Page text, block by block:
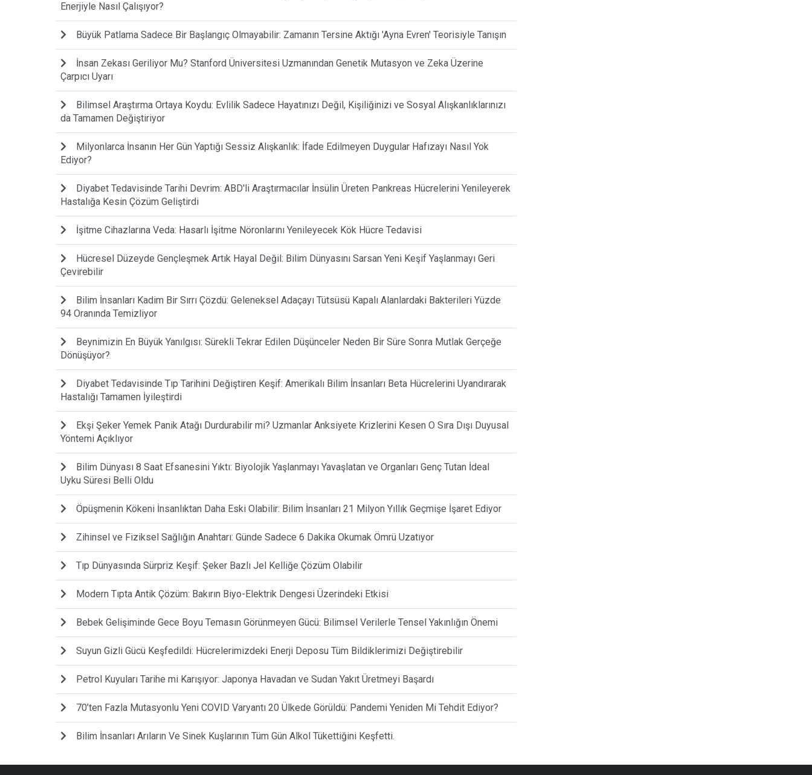
Enerjiyle Nasıl Çalışıyor?
Büyük Patlama Sadece Bir Başlangıç Olmayabilir: Zamanın Tersine Aktığı 'Ayna Evren' Teorisiyle Tanışın
İnsan Zekası Geriliyor Mu? Stanford Üniversitesi Uzmanından Genetik Mutasyon ve Zeka Üzerine
Çarpıcı Uyarı
Bilimsel Araştırma Ortaya Koydu: Evlilik Sadece Hayatınızı Değil, Kişiliğinizi ve Sosyal Alışkanlıklarınızı
da Tamamen Değiştiriyor
Milyonlarca İnsanın Her Gün Yaptığı Sessiz Alışkanlık: İfade Edilmeyen Duygular Hafızayı Nasıl Yok
Ediyor?
Diyabet Tedavisinde Tarihi Devrim: ABD'li Araştırmacılar İnsülin Üreten Pankreas Hücrelerini Yenileyerek
Hastalığa Kesin Çözüm Geliştirdi
İşitme Cihazlarına Veda: Hasarlı İşitme Nöronlarını Yenileyecek Kök Hücre Tedavisi
Hücresel Düzeyde Gençleşmek Artık Hayal Değil: Bilim Dünyasını Sarsan Yeni Keşif Yaşlanmayı Geri
Çevirebilir
Bilim İnsanları Kadim Bir Sırrı Çözdü: Geleneksel Adaçayı Tütsüsü Kapalı Alanlardaki Bakterileri Yüzde
94 Oranında Temizliyor
Beynimizin En Büyük Yanılgısı: Sürekli Tekrar Edilen Düşünceler Neden Bir Süre Sonra Mutlak Gerçeğe
Dönüşüyor?
Diyabet Tedavisinde Tıp Tarihini Değiştiren Keşif: Amerikalı Bilim İnsanları Beta Hücrelerini Uyandırarak
Hastalığı Tamamen İyileştirdi
Ekşi Şeker Yemek Panik Atağı Durdurabilir mi? Uzmanlar Anksiyete Krizlerini Kesen O Sıra Dışı Duyusal
Yöntemi Açıklıyor
Bilim Dünyası 8 Saat Efsanesini Yıktı: Biyolojik Yaşlanmayı Yavaşlatan ve Organları Genç Tutan İdeal
Uyku Süresi Belli Oldu
Öpüşmenin Kökeni İnsanlıktan Daha Eski Olabilir: Bilim İnsanları 21 Milyon Yıllık Geçmişe İşaret Ediyor
Zihinsel ve Fiziksel Sağlığın Anahtarı: Günde Sadece 6 Dakika Okumak Ömrü Uzatıyor
Tıp Dünyasında Sürpriz Keşif: Şeker Bazlı Jel Kelliğe Çözüm Olabilir
Modern Tıpta Antik Çözüm: Bakırın Biyo-Elektrik Dengesi Üzerindeki Etkisi
Bebek Gelişiminde Gece Boyu Temasın Görünmeyen Gücü: Bilimsel Verilerle Tensel Yakınlığın Önemi
Suyun Gizli Gücü Keşfedildi: Hücrelerimizdeki Enerji Deposu Tüm Bildiklerimizi Değiştirebilir
Petrol Kuyuları Tarihe mi Karışıyor: Japonya Havadan ve Sudan Yakıt Üretmeyi Başardı
70’ten Fazla Mutasyonlu Yeni COVID Varyantı 20 Ülkede Görüldü: Pandemi Yeniden Mi Tehdit Ediyor?
Bilim İnsanları Arıların Ve Sinek Kuşlarının Tüm Gün Alkol Tükettiğini Keşfetti.